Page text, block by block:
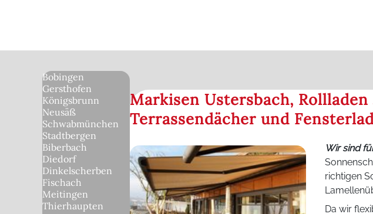
Markisen Ustersbach,
Terrassendächer und
Wir sind
richtigen
Da wir
Bobingen
Gersthofen
Königsbrunn
Neusäß
Schwabmünchen
Stadtbergen
Biberbach
Diedorf
Dinkelscherben
Fischach
Meitingen
Thierhaupten